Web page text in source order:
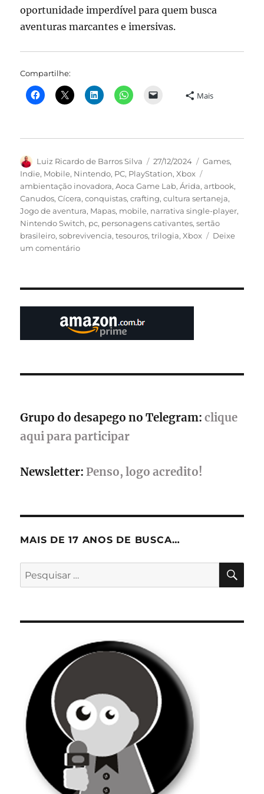
oportunidade imperdível para quem busca
aventuras marcantes e imersivas.
Compartilhe:
Mais
Autor
Luiz Ricardo de Barros Silva
Publicado
em
27/12/2024 Categorias
Games,
Indie, Mobile, Nintendo, PC, PlayStation,Xbox
ambientação inovadora,Aoca Game Lab,Árida,artbook,
Canudos,Cícera,conquistas,crafting,cultura sertaneja,
Jogo de aventura, Mapas, mobile, narrativa single-player,
Nintendo Switch, pc, personagens cativantes,sertão
brasileiro,sobrevivencia,tesouros,trilogia,Xbox
Deixe
um comentárioem
sertão
brasileiro
chega
Grupo do desapego no Telegram: clique
aqui para participar
Newsletter: Penso, logo acredito!
MAIS DE 17 ANOS DE BUSCA…
Pesquisar
por: